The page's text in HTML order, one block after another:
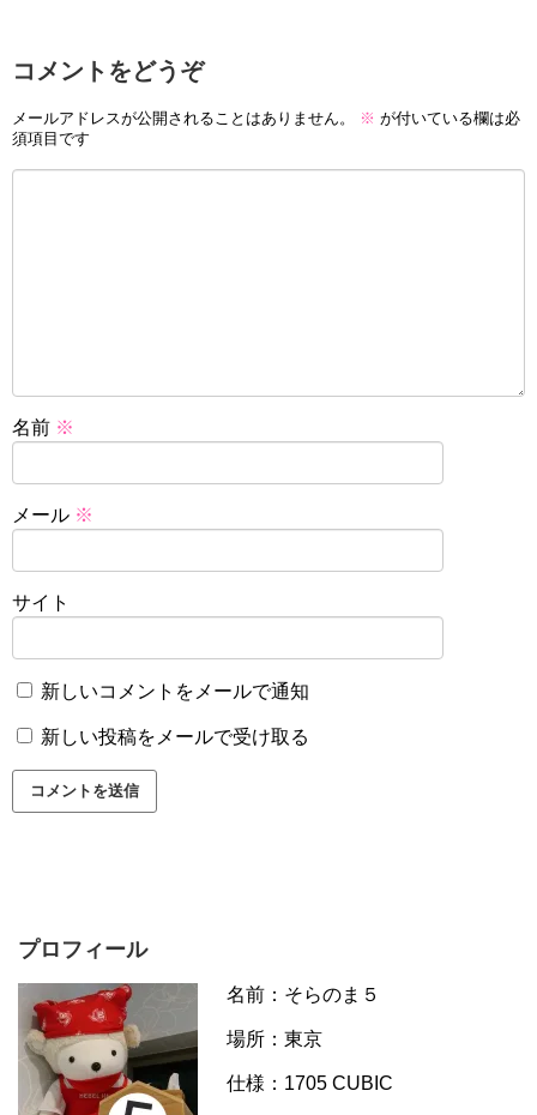
コメントをどうぞ
メールアドレスが公開されることはありません。 ※ が付いている欄は必
須項目です
名前 ※
メール ※
サイト
新しいコメントをメールで通知
新しい投稿をメールで受け取る
プロフィール
名前：そらのま５
場所：東京
仕様：1705 CUBIC